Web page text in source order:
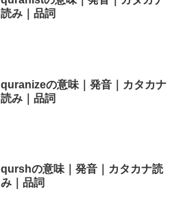
読み｜品詞
quranizeの意味｜発音｜カタカナ
読み｜品詞
qurshの意味｜発音｜カタカナ読
み｜品詞